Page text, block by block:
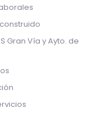
Gran Vía y Ayto. de